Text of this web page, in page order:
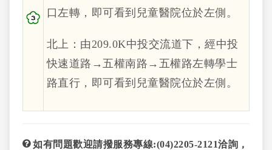
口左轉，即可看到兒童醫院位於左側。
北上：由209.0K中投交流道下，經中投
快速道路→五權南路→五權路左轉學士
路直行，即可看到兒童醫院位於左側。
如有問題歡迎請撥服務專線:(04)2205-2121洽詢，